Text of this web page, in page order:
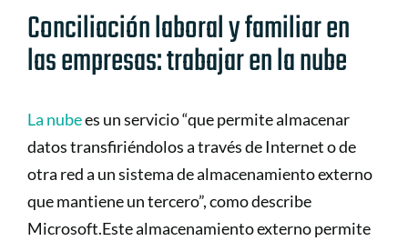
Conciliación laboral y familiar en
las empresas: trabajar en la nube
La nubees un servicio “que permite almacenar
datos transfiriéndolos a través de Internet o de
otra red a un sistema de almacenamiento externo
que mantiene un tercero”, como describe
Microsoft.Este almacenamiento externo permite